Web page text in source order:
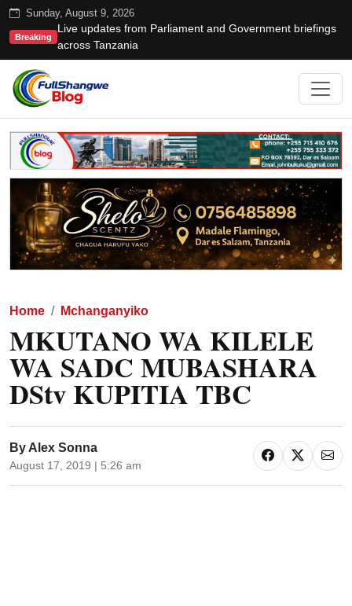
Sunday, August 9, 2026
Breaking
Live updates from Parliament and Government briefings
across Tanzania
Home Mchanganyiko
MKUTANO WA KILELE
WA SADC MUBASHARA
DStv KUPITIA TBC
By Alex Sonna
August 17, 2019 | 5:26 am